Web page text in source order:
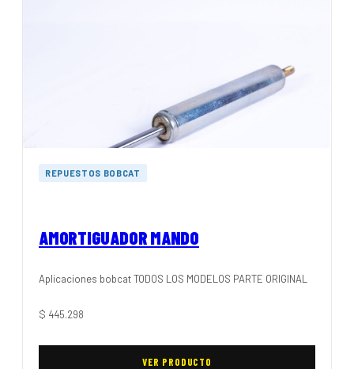
REPUESTOS BOBCAT
AMORTIGUADOR MANDO
Aplicaciones bobcat TODOS LOS MODELOS PARTE ORIGINAL
$ 445.298
VER PRODUCTO